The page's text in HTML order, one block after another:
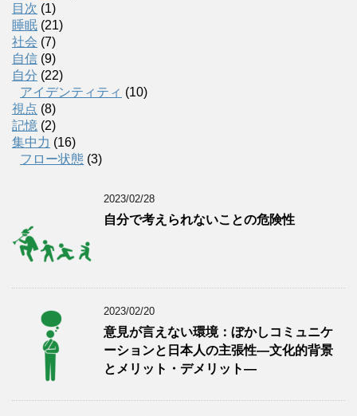
目次 (1)
睡眠 (21)
社会 (7)
自信 (9)
自分 (22)
アイデンティティ (10)
視点 (8)
記憶 (2)
集中力 (16)
フロー状態 (3)
2023/02/28
自分で考えられないことの危険性
2023/02/20
意見が言えない環境：ぼかしコミュニケ
ーションと日本人の主張性―文化的背景
とメリット・デメリット―